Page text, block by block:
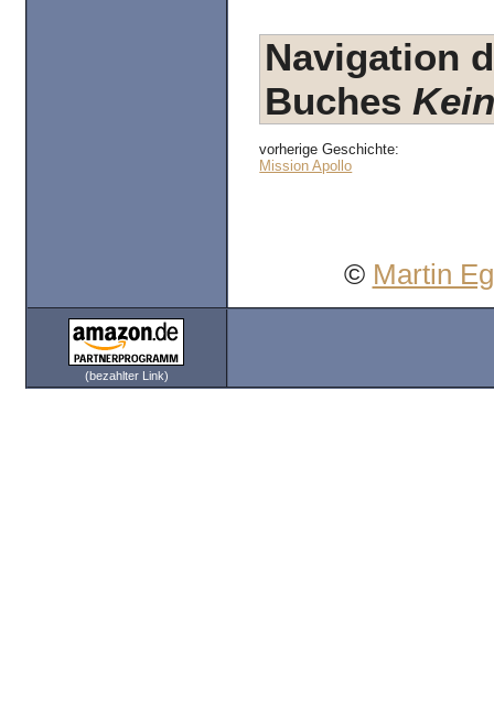
Navigation
Buches
vorherige Geschichte:
Mission Apollo
© Martin
(bezahlter Link)